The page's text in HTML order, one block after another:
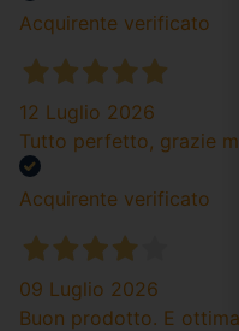
Acquirente verificato
12 Luglio 2026
Tutto perfetto, grazie
Acquirente verificato
09 Luglio 2026
Buon prodotto. E